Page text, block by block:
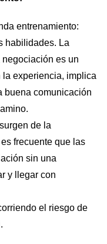
entrenamiento:
habilidades. La
es un
experiencia, implica
buena comunicación
de la
frecuente que las
sin una
y llegar con
el riesgo de